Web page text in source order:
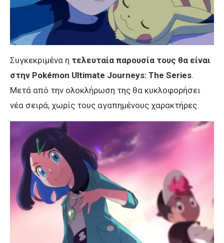
Συγκεκριμένα η τελευταία παρουσία τους θα είναι
στην Pokémon Ultimate Journeys: The Series.
Μετά από την ολοκλήρωση της θα κυκλοφορήσει
νέα σειρά, χωρίς τους αγαπημένους χαρακτήρες.